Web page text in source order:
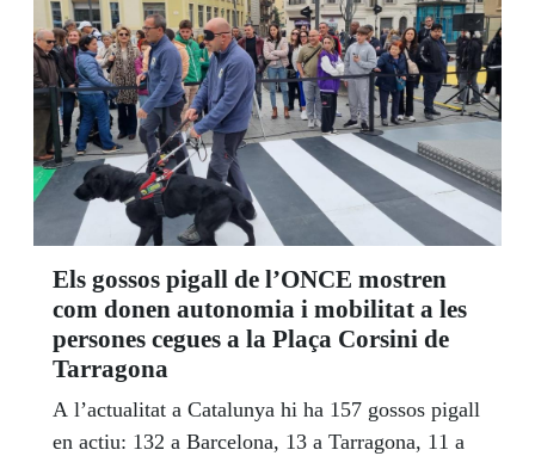
Els gossos pigall de l’ONCE mostren
com donen autonomia i mobilitat a les
persones cegues a la Plaça Corsini de
Tarragona
A l’actualitat a Catalunya hi ha 157 gossos pigall
en actiu: 132 a Barcelona, 13 a Tarragona, 11 a